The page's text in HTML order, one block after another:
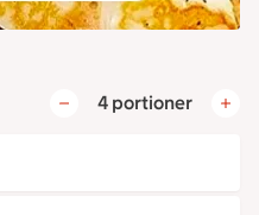
4 portioner